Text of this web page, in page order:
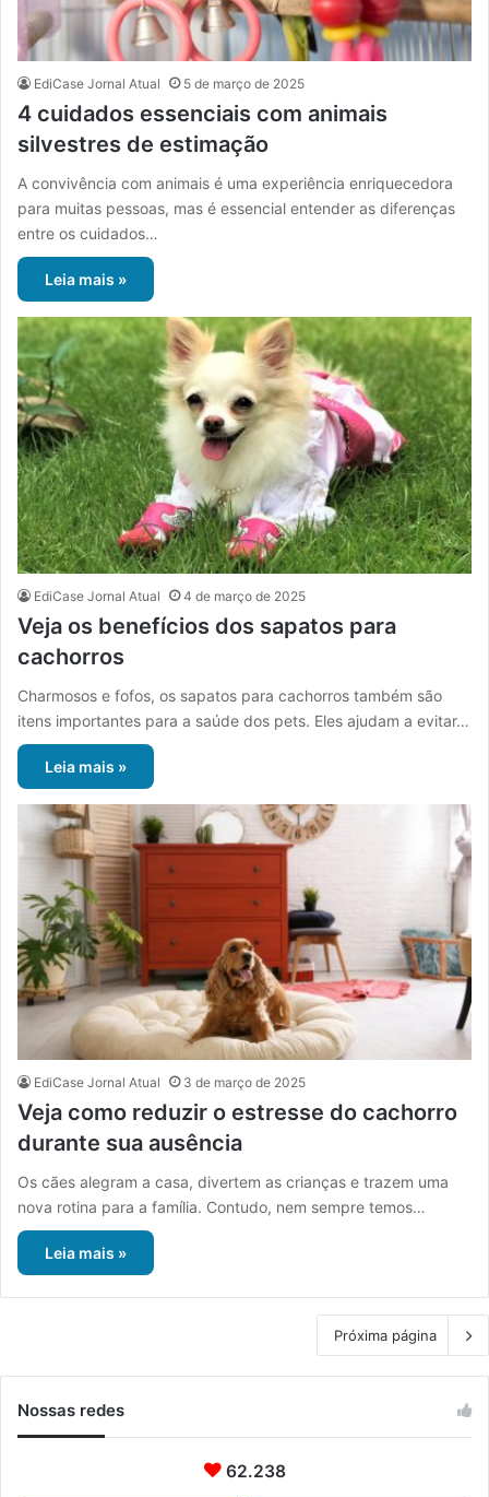
EdiCase Jornal Atual 5 de março de 2025
4 cuidados essenciais com animais
silvestres de estimação
A convivência com animais é uma experiência enriquecedora
para muitas pessoas, mas é essencial entender as diferenças
entre os cuidados…
Leia mais »
EdiCase Jornal Atual 4 de março de 2025
Veja os benefícios dos sapatos para
cachorros
Charmosos e fofos, os sapatos para cachorros também são
itens importantes para a saúde dos pets. Eles ajudam a evitar…
Leia mais »
EdiCase Jornal Atual 3 de março de 2025
Veja como reduzir o estresse do cachorro
durante sua ausência
Os cães alegram a casa, divertem as crianças e trazem uma
nova rotina para a família. Contudo, nem sempre temos…
Leia mais »
Próxima página
Nossas redes
62.238